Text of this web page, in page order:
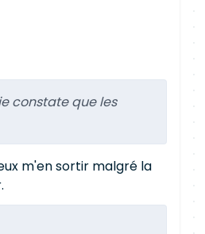
constate que les
m'en sortir malgré la